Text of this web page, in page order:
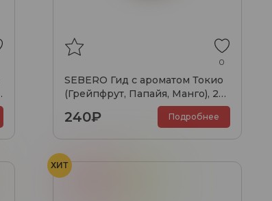
0
SEBERO Гид с ароматом Токио
(Грейпфрут, Папайя, Манго), 25
240₽ Подробнее
ХИТ